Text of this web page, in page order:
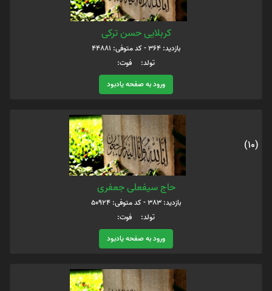
کربلایی حسن ترکی
بازدید: 364 - کد متوفی: 44881
تولد: فوت:
ورود به صفحه یادبود
(10)
حاج سیفعلی جعفری
بازدید: 383 - کد متوفی: 50924
تولد: فوت:
ورود به صفحه یادبود